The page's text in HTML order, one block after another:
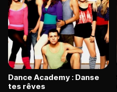
Dance Academy : Danse
tes rêves